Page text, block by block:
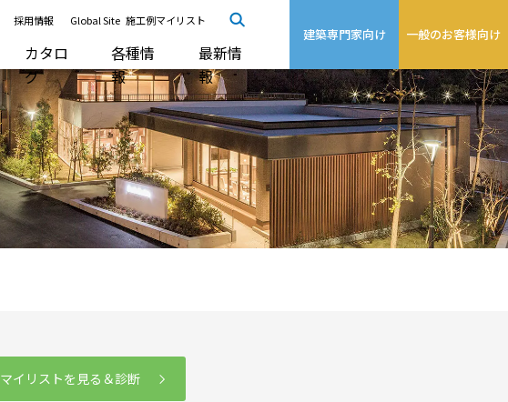
採用情報 Global Site 施工例マイリスト
カタロ
グ
各種情
報
最新情
報
建築専門家向け 一般のお客様向け
マイリストを見る＆診断